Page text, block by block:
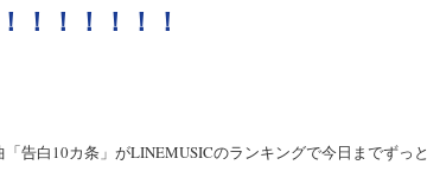
！！！！！！
告白10カ条」がLINEMUSICのランキングで今日までずっと